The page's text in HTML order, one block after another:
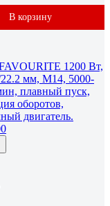
В корзину